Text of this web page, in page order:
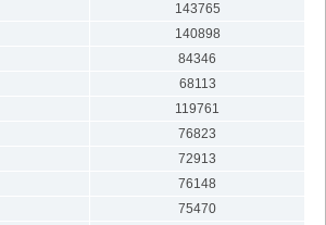
143765
140898
84346
68113
119761
76823
72913
76148
75470